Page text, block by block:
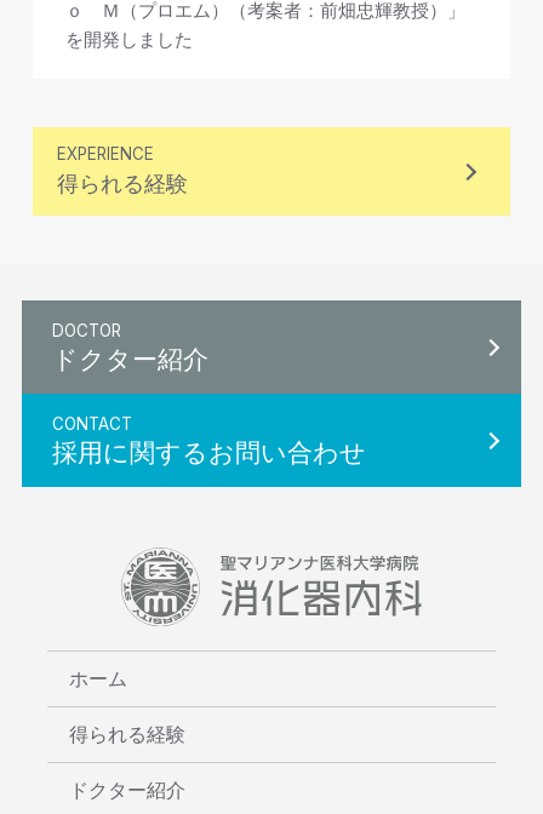
ｏ Ｍ（プロエム）（考案者：前畑忠輝教授）」
を開発しました
EXPERIENCE
得られる経験
DOCTOR
ドクター紹介
CONTACT
採用に関するお問い合わせ
ホーム
得られる経験
ドクター紹介